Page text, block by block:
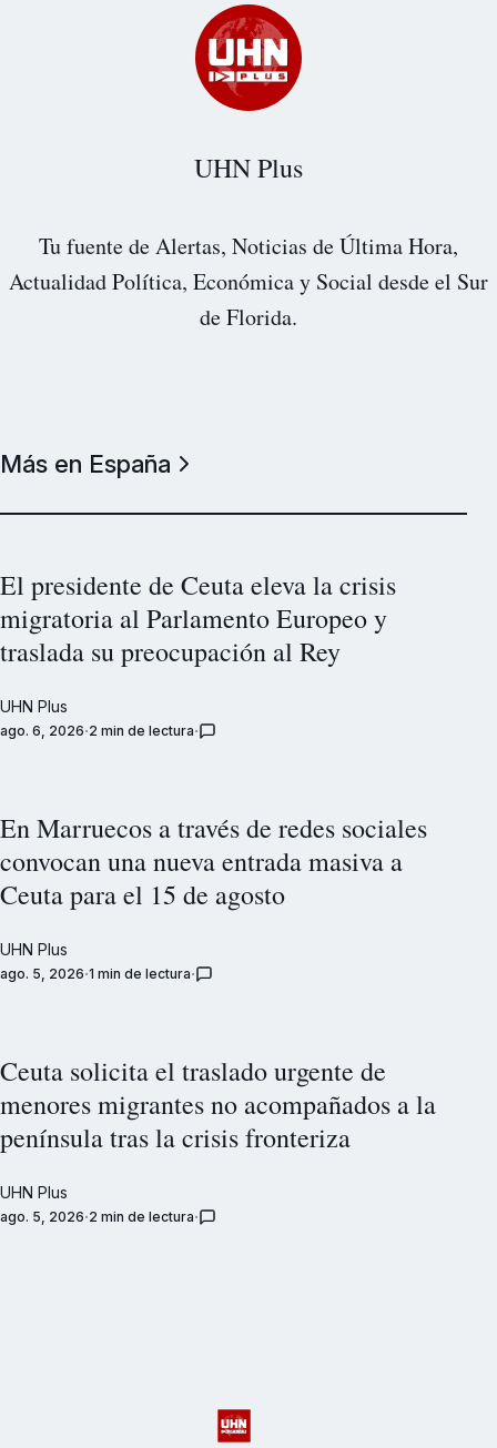
UHN Plus
Tu fuente de Alertas, Noticias de Última Hora,
Actualidad Política, Económica y Social desde el Sur
de Florida.
Más en España
El presidente de Ceuta eleva la crisis
migratoria al Parlamento Europeo y
traslada su preocupación al Rey
UHN Plus
ago. 6, 2026 2 min de lectura
En Marruecos a través de redes sociales
convocan una nueva entrada masiva a
Ceuta para el 15 de agosto
UHN Plus
ago. 5, 2026 1 min de lectura
Ceuta solicita el traslado urgente de
menores migrantes no acompañados a la
península tras la crisis fronteriza
UHN Plus
ago. 5, 2026 2 min de lectura